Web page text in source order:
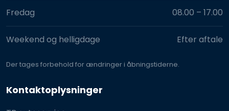
Fredag 08.00 – 17.00​
Weekend og helligdage Efter aftale
Der tages for​behold for ændringer i åbningstiderne.
Kontaktoplysninger